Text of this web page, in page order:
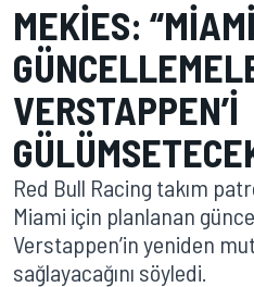
MEKIES: “MIAMI
VERSTAPPEN’I
Red Bull Racing takım
Miami için planlanan
Verstappen’in yeniden
sağlayacağını söyledi.